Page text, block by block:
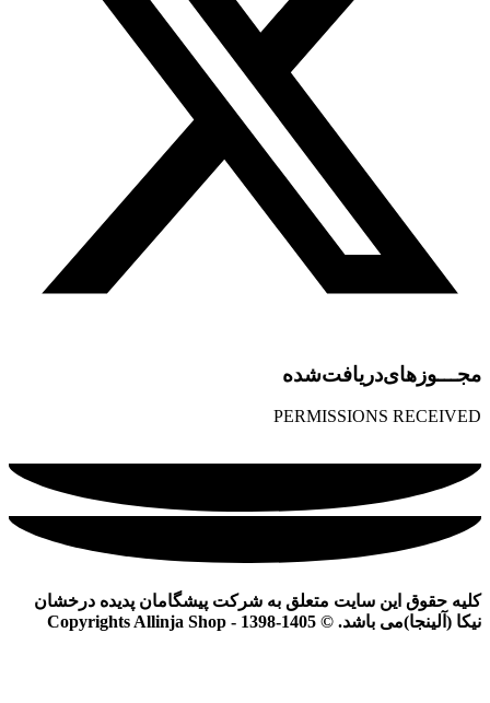
مجـــوز‌های‌دریافت‌شده
PERMISSIONS RECEIVED
کلیه حقوق این سایت متعلق به شرکت پیشگامان پدیده درخشان
نیکا (آلینجا)می باشد. © Copyrights Allinja Shop - 1398-1405